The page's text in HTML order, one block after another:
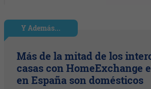
Y Además...
Más de la mitad de los
casas con HomeExchange
en España son domésticos